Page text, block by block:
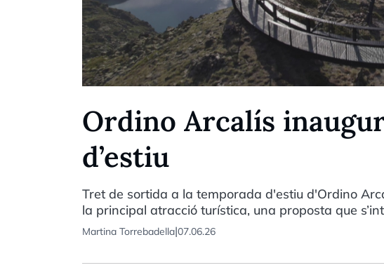
Ordino Arcalís
d’estiu
Tret de sortida a la temporada d'estiu d'Ordino
la principal atracció turística, una proposta que
Martina Torrebadella|07.06.26